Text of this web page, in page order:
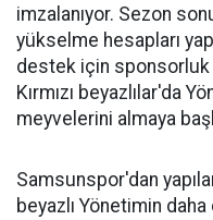
imzalanıyor. Sezon
yükselme hesapları
destek için sponsorluk
Kırmızı beyazlılar'da
meyvelerini almaya
Samsunspor'dan
beyazlı Yönetimin